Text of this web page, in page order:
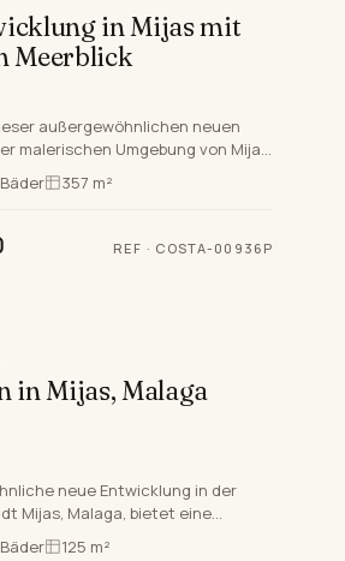
in Mijas mit
Meerblick
außergewöhnlichen neuen
malerischen Umgebung von Mijas,
del Sol. Dieses
Projekt…
Bäder 357 m²
REF · COSTA-00936P
in Mijas, Malaga
neue Entwicklung in der
Mijas, Malaga, bietet eine
Wohnungen, Wohnungen
Bäder 125 m²